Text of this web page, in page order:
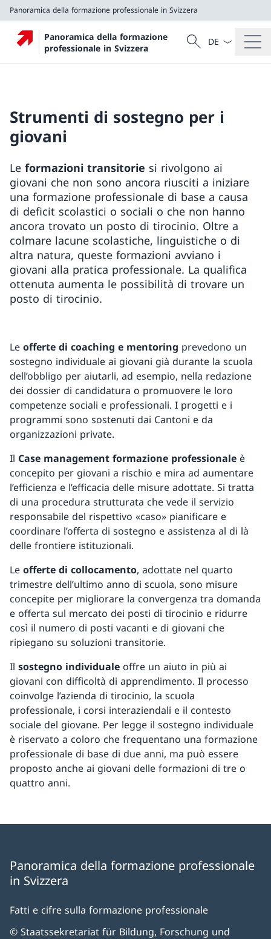
Panoramica della formazione professionale in Svizzera
Panoramica della formazione
professionale in Svizzera
Cercare
Ricerca
Dal menu a
Strumenti di sostegno per i
giovani
Le formazioni transitorie si rivolgono ai
giovani che non sono ancora riusciti a iniziare
una formazione professionale di base a causa
di deficit scolastici o sociali o che non hanno
ancora trovato un posto di tirocinio. Oltre a
colmare lacune scolastiche, linguistiche o di
altra natura, queste formazioni avviano i
giovani alla pratica professionale. La qualifica
ottenuta aumenta le possibilità di trovare un
posto di tirocinio.
Le offerte di coaching e mentoring prevedono un
sostegno individuale ai giovani già durante la scuola
dell’obbligo per aiutarli, ad esempio, nella redazione
dei dossier di candidatura o promuovere le loro
competenze sociali e professionali. I progetti e i
programmi sono sostenuti dai Cantoni e da
organizzazioni private.
Il Case management formazione professionale è
concepito per giovani a rischio e mira ad aumentare
l’efficienza e l’efficacia delle misure adottate. Si tratta
di una procedura strutturata che vede il servizio
responsabile del rispettivo «caso» pianificare e
coordinare l’offerta di sostegno e assistenza al di là
delle frontiere istituzionali.
Le offerte di collocamento, adottate nel quarto
trimestre dell’ultimo anno di scuola, sono misure
concepite per migliorare la convergenza tra domanda
e offerta sul mercato dei posti di tirocinio e ridurre
così il numero di posti vacanti e di giovani che
ripiegano su soluzioni transitorie.
Il sostegno individuale offre un aiuto in più ai
giovani con difficoltà di apprendimento. Il processo
coinvolge l’azienda di tirocinio, la scuola
professionale, i corsi interaziendali e il contesto
sociale del giovane. Per legge il sostegno individuale
è riservato a coloro che frequentano una formazione
professionale di base di due anni, ma può essere
proposto anche ai giovani delle formazioni di tre o
quattro anni.
Panoramica della formazione professionale
in Svizzera
Fatti e cifre sulla formazione professionale
© Staatssekretariat für Bildung, Forschung und